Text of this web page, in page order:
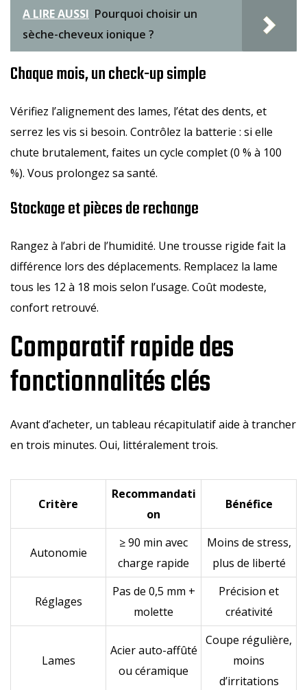
A LIRE AUSSI Pourquoi choisir un
sèche-cheveux ionique ?
Chaque mois, un check-up simple
Vérifiez l’alignement des lames, l’état des dents, et
serrez les vis si besoin. Contrôlez la batterie : si elle
chute brutalement, faites un cycle complet (0 % à 100
%). Vous prolongez sa santé.
Stockage et pièces de rechange
Rangez à l’abri de l’humidité. Une trousse rigide fait la
différence lors des déplacements. Remplacez la lame
tous les 12 à 18 mois selon l’usage. Coût modeste,
confort retrouvé.
Comparatif rapide des
fonctionnalités clés
Avant d’acheter, un tableau récapitulatif aide à trancher
en trois minutes. Oui, littéralement trois.
Critère
Recommandati
on
Bénéfice
Autonomie
≥ 90 min avec
charge rapide
Moins de stress,
plus de liberté
Réglages
Pas de 0,5 mm +
molette
Précision et
créativité
Lames
Acier auto-affûté
ou céramique
Coupe régulière,
moins
d’irritations